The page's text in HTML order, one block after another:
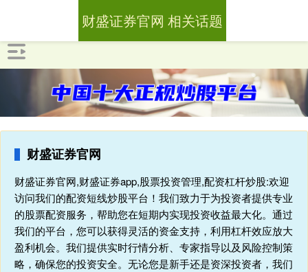
财盛证券官网
财盛证券官网,财盛证券app,股票投资管理,配资杠杆炒股:欢迎
访问我们的配资短线炒股平台！我们致力于为投资者提供专业
的股票配资服务，帮助您在短期内实现投资收益最大化。通过
我们的平台，您可以获得灵活的资金支持，利用杠杆效应放大
盈利机会。我们提供实时行情分析、专家指导以及风险控制策
略，确保您的投资安全。无论您是新手还是资深投资者，我们
财盛证券官网 相关话题